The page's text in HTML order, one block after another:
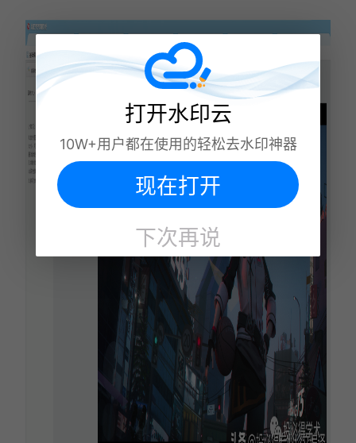
打开水印云
10W+用户都在使用的轻松去水印神器
现在打开
下次再说